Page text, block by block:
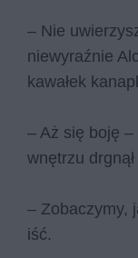
– Nie
niewyraźnie
kawałek
– Aż się boję –
wnętrzu
– Zobaczymy,
iść.